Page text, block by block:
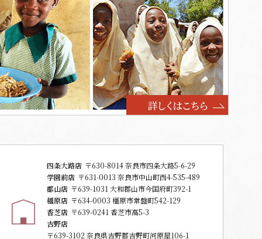
四条大路店 〒630-8014 奈良市四条大路5-6-29
学園前店 〒631-0013 奈良市中山町西4-535-489
郡山店 〒639-1031 大和郡山市今国府町392-1
橿原店 〒634-0003 橿原市常盤町542-129
香芝店 〒639-0241 香芝市高5-3
吉野店
〒639-3102 奈良県吉野郡吉野町河原屋106-1